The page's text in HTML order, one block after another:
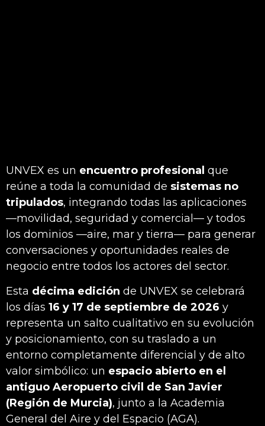
UNVEX es un encuentro profesional que
reúne a toda la comunidad de sistemas no
tripulados, integrando todas las aplicaciones
—movilidad, seguridad y comercial— y todos
los dominios —aire, mar y tierra— para generar
conversaciones y oportunidades reales de
negocio entre todos los actores del sector.
Esta décima edición de UNVEX se celebrará
los días 16 y 17 de septiembre de 2026 y
representa un salto cualitativo en su evolución
y posicionamiento, con su traslado a un
entorno completamente diferencial y de alto
valor simbólico: un espacio abierto en el
antiguo Aeropuerto civil de San Javier
(Región de Murcia), junto a la Academia
General del Aire y del Espacio (AGA).